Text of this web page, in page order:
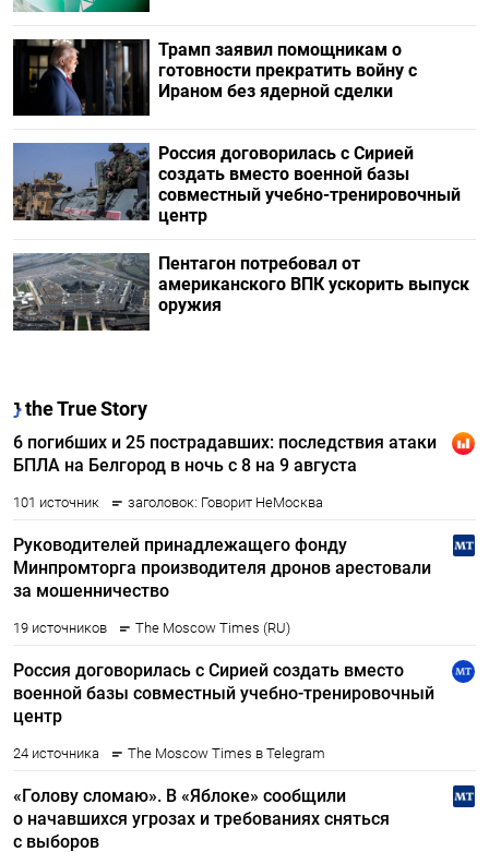
Трамп заявил помощникам о
готовности прекратить войну с
Ираном без ядерной сделки
Россия договорилась с Сирией
создать вместо военной базы
совместный учебно-тренировочный
центр
Пентагон потребовал от
американского ВПК ускорить выпуск
оружия